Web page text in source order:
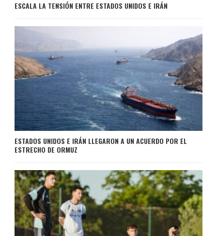
ESCALA LA TENSIÓN ENTRE ESTADOS UNIDOS E IRÁN
ESTADOS UNIDOS E IRÁN LLEGARON A UN ACUERDO POR EL
ESTRECHO DE ORMUZ